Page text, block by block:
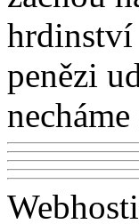
hrdinství
penězi